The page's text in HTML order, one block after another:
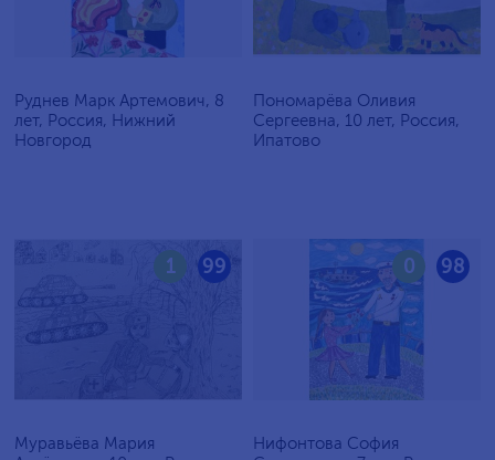
Руднев Марк Артемович, 8
лет, Россия, Нижний
Новгород
Пономарёва Оливия
Сергеевна, 10 лет, Россия,
Ипатово
99
1
Муравьёва Мария
98
0
Нифонтова София